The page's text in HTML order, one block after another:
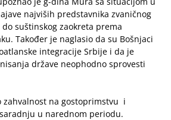
najviših predstavnika zvaničnog
suštinskog zaokreta prema
Također je naglasio da su Bošnjaci
integracije Srbije i da je
države neophodno sprovesti
zahvalnost na gostoprimstvu i
u narednom periodu.